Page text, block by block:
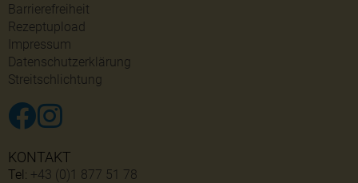
Barrierefreiheit
Rezeptupload
Impressum
Datenschutzerklärung
Streitschlichtung
KONTAKT
Tel: +43 (0)1 877 51 78